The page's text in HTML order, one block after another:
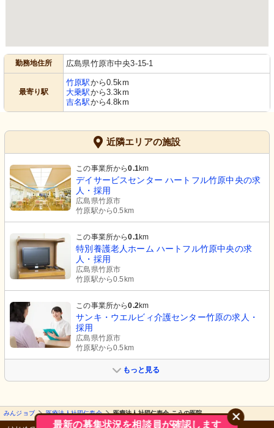
勤務地住所 広島県竹原市中央3-15-1
最寄り駅
竹原駅から0.5km
大乗駅から3.3km
吉名駅から4.8km
近隣エリアの施設
この事業所から0.1km
デイサービスセンター ハートフル竹原中央の求
人・採用
広島県竹原市
竹原駅から0.5km
この事業所から0.1km
特別養護老人ホーム ハートフル竹原中央の求
人・採用
広島県竹原市
竹原駅から0.5km
この事業所から0.2km
サンキ・ウエルビィ介護センター竹原の求人・
採用
広島県竹原市
竹原駅から0.5km
もっと見る
みんジョブ 医療法人社団仁寿会 医療法人社団仁寿会 こうの医院
最新の募集状況を相談員が確認します